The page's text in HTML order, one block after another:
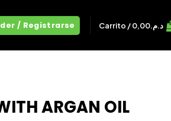
/ Registrarse Carrito / د.م.0,00
ARGAN OIL